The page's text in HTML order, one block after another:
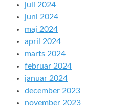
juli 2024
juni 2024
maj 2024
april 2024
marts 2024
februar 2024
januar 2024
december 2023
november 2023